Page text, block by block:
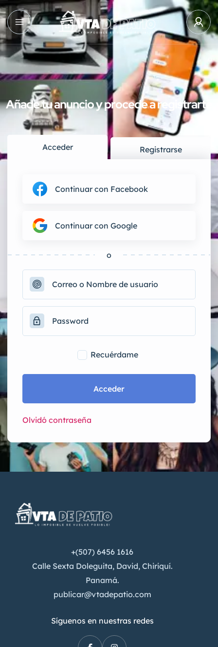
Añade tu anuncio y procede a registrarte
Acceder Registrarse
Continuar con Facebook
Continuar con Google
o
Recuérdame
Acceder
Olvidó contraseña
+(507) 6456 1616
Calle Sexta Doleguita, David, Chiriquí.
Panamá.
publicar@vtadepatio.com
Síguenos en nuestras redes